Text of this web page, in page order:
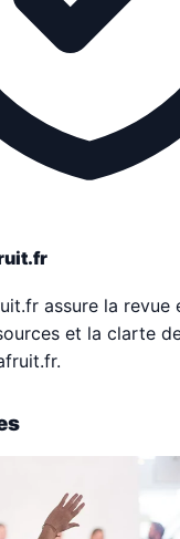
assure la revue
et la clarte